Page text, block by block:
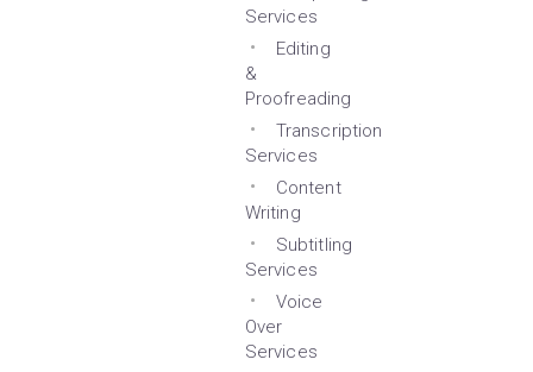
Services
Editing
&
Proofreading
Transcription
Services
Content
Writing
Subtitling
Services
Voice
Over
Services